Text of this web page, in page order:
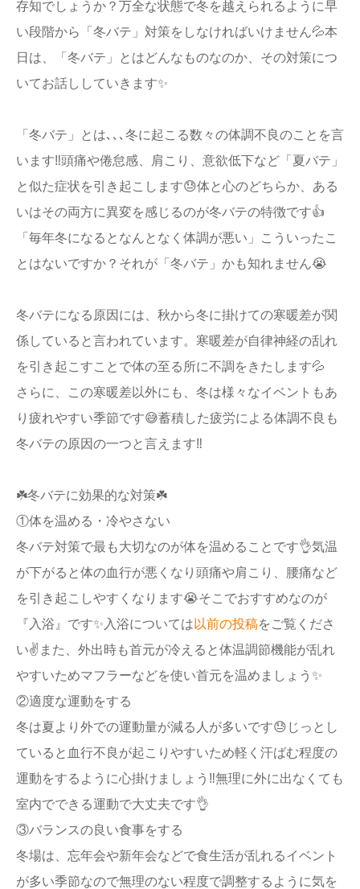
存知でしょうか？万全な状態で冬を越えられるように早
い段階から「冬バテ」対策をしなければいけません💦本
日は、「冬バテ」とはどんなものなのか、その対策につ
いてお話ししていきます✨
「冬バテ」とは､､､冬に起こる数々の体調不良のことを言
います‼️頭痛や倦怠感、肩こり、意欲低下など「夏バテ」
と似た症状を引き起こします😓体と心のどちらか、ある
いはその両方に異変を感じるのが冬バテの特徴です👍
「毎年冬になるとなんとなく体調が悪い」こういったこ
とはないですか？それが「冬バテ」かも知れません😭
冬バテになる原因には、秋から冬に掛けての寒暖差が関
係していると言われています。寒暖差が自律神経の乱れ
を引き起こすことで体の至る所に不調をきたします💦
さらに、この寒暖差以外にも、冬は様々なイベントもあ
り疲れやすい季節です😅蓄積した疲労による体調不良も
冬バテの原因の一つと言えます‼️
☘️冬バテに効果的な対策☘️
①体を温める・冷やさない
冬バテ対策で最も大切なのが体を温めることです👌気温
が下がると体の血行が悪くなり頭痛や肩こり、腰痛など
を引き起こしやすくなります😭そこでおすすめなのが
『入浴』です✨入浴については 以前の投稿をご覧くださ
い✌️また、外出時も首元が冷えると体温調節機能が乱れ
やすいためマフラーなどを使い首元を温めましょう✨
②適度な運動をする
冬は夏より外での運動量が減る人が多いです😓じっとし
ていると血行不良が起こりやすいため軽く汗ばむ程度の
運動をするように心掛けましょう‼️無理に外に出なくても
室内でできる運動で大丈夫です👌
③バランスの良い食事をする
冬場は、忘年会や新年会などで食生活が乱れるイベント
が多い季節なので無理のない程度で調整するように気を